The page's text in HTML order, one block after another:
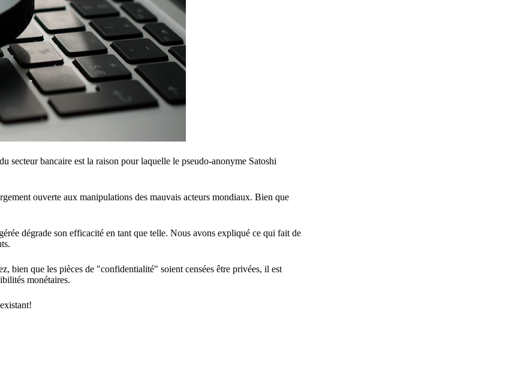
secteur bancaire est la raison pour laquelle le pseudo-anonyme Satoshi
ouverte aux manipulations des mauvais acteurs mondiaux. Bien que
dégrade son efficacité en tant que telle. Nous avons expliqué ce qui fait de
bien que les pièces de "confidentialité" soient censées être privées, il est
monétaires.